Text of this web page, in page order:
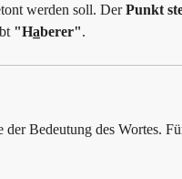
werden soll. DerPunkt
"Ha̲berer".
Bedeutung des Wortes.